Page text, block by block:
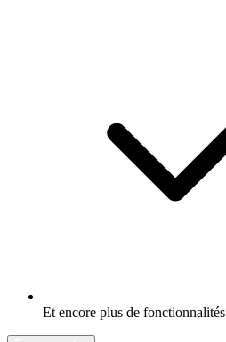
Et encore plus de fonctionnalités